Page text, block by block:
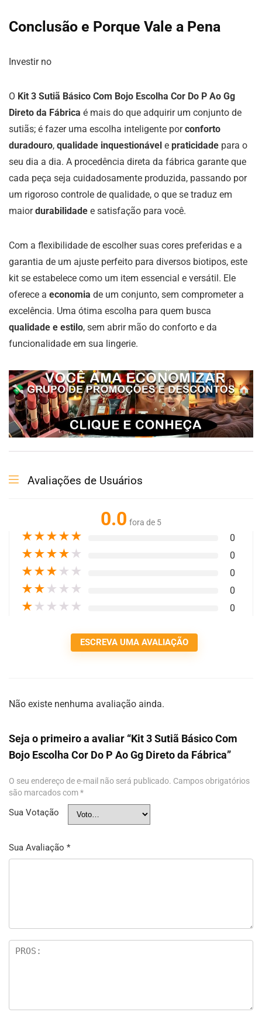
Conclusão e Porque Vale a Pena
Investir no
O Kit 3 Sutiã Básico Com Bojo Escolha Cor Do P Ao Gg
Direto da Fábrica é mais do que adquirir um conjunto de
sutiãs; é fazer uma escolha inteligente porconforto
duradouro, qualidade inquestionável e praticidade para o
seu dia a dia. A procedência direta da fábrica garante que
cada peça seja cuidadosamente produzida, passando por
um rigoroso controle de qualidade, o que se traduz em
maiordurabilidade e satisfação para você.
Com a flexibilidade de escolher suas cores preferidas e a
garantia de um ajuste perfeito para diversos biotipos, este
kit se estabelece como um item essencial e versátil. Ele
oferece a economia de um conjunto, sem comprometer a
excelência. Uma ótima escolha para quem busca
qualidade e estilo, sem abrir mão do conforto e da
funcionalidade em sua lingerie.
Avaliações de Usuários
0.0 fora de 5
★★★★★ 0
★★★★ ★ 0
★★★ ★ ★ 0
★★ ★ ★ ★ 0
★ ★ ★ ★ ★ 0
ESCREVA UMA AVALIAÇÃO
Não existe nenhuma avaliação ainda.
Seja o primeiro a avaliar “Kit 3 Sutiã Básico Com
Bojo Escolha Cor Do P Ao Gg Direto da Fábrica”
O seu endereço de e-mail não será publicado. Campos obrigatórios
são marcados com*
Sua Votação
Sua Avaliação *